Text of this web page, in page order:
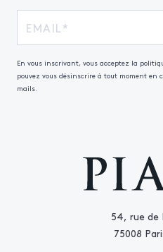
54, rue de
75008
En vous inscrivant, vous acceptez la
pouvez vous désinscrire à tout moment
mails.